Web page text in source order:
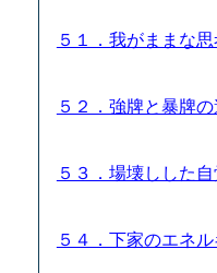
５１．我がままな
５２．強牌と暴牌
５３．場壊しした
５４．下家のエネ